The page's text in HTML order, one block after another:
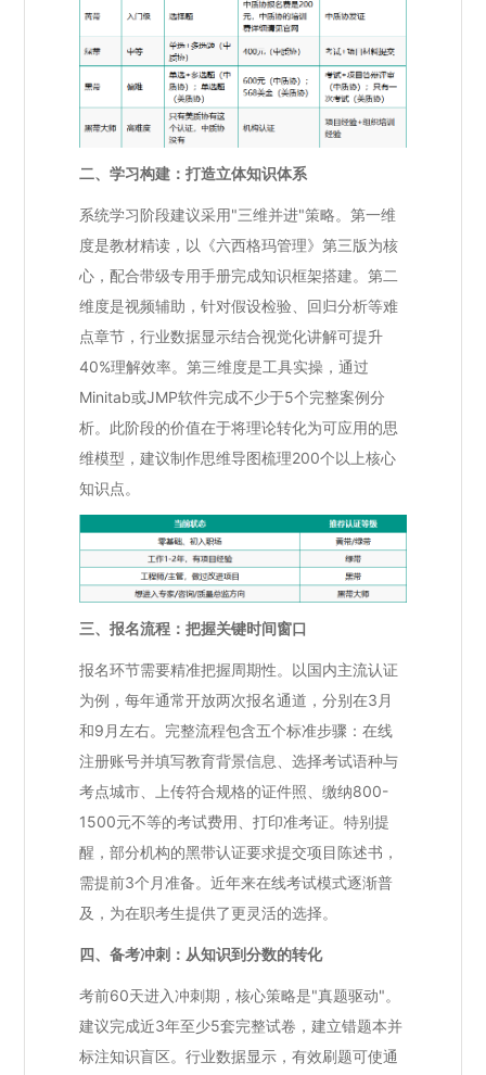
二、学习构建：打造立体知识体系
系统学习阶段建议采用"三维并进"策略。第一维
度是教材精读，以《六西格玛管理》第三版为核
心，配合带级专用手册完成知识框架搭建。第二
维度是视频辅助，针对假设检验、回归分析等难
点章节，行业数据显示结合视觉化讲解可提升
40%理解效率。第三维度是工具实操，通过
Minitab或JMP软件完成不少于5个完整案例分
析。此阶段的价值在于将理论转化为可应用的思
维模型，建议制作思维导图梳理200个以上核心
知识点。
三、报名流程：把握关键时间窗口
报名环节需要精准把握周期性。以国内主流认证
为例，每年通常开放两次报名通道，分别在3月
和9月左右。完整流程包含五个标准步骤：在线
注册账号并填写教育背景信息、选择考试语种与
考点城市、上传符合规格的证件照、缴纳800-
1500元不等的考试费用、打印准考证。特别提
醒，部分机构的黑带认证要求提交项目陈述书，
需提前3个月准备。近年来在线考试模式逐渐普
及，为在职考生提供了更灵活的选择。
四、备考冲刺：从知识到分数的转化
考前60天进入冲刺期，核心策略是"真题驱动"。
建议完成近3年至少5套完整试卷，建立错题本并
标注知识盲区。行业数据显示，有效刷题可使通